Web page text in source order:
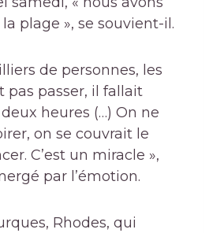
plage », se souvient-il.
de personnes, les
pas passer, il fallait
heures (…) On ne
on se couvrait le
C’est un miracle »,
par l’émotion.
Rhodes, qui